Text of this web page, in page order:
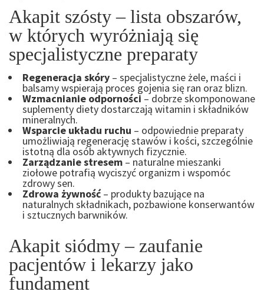
Akapit szósty – lista obszarów,
w których wyróżniają się
specjalistyczne preparaty
Regeneracja skóry – specjalistyczne żele, maści i
balsamy wspierają proces gojenia się ran oraz blizn.
Wzmacnianie odporności– dobrze skomponowane
suplementy diety dostarczają witamin i składników
mineralnych.
Wsparcie układu ruchu – odpowiednie preparaty
umożliwiają regenerację stawów i kości, szczególnie
istotną dla osób aktywnych fizycznie.
Zarządzanie stresem – naturalne mieszanki
ziołowe potrafią wyciszyć organizm i wspomóc
zdrowy sen.
Zdrowa żywność– produkty bazujące na
naturalnych składnikach, pozbawione konserwantów
i sztucznych barwników.
Akapit siódmy – zaufanie
pacjentów i lekarzy jako
fundament